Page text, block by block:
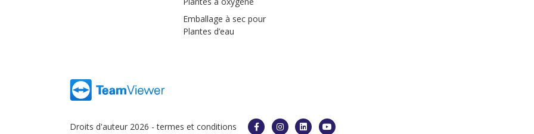
Emballage à sec pour
Plantes d’eau
Droits d'auteur 2026 -termes et conditions